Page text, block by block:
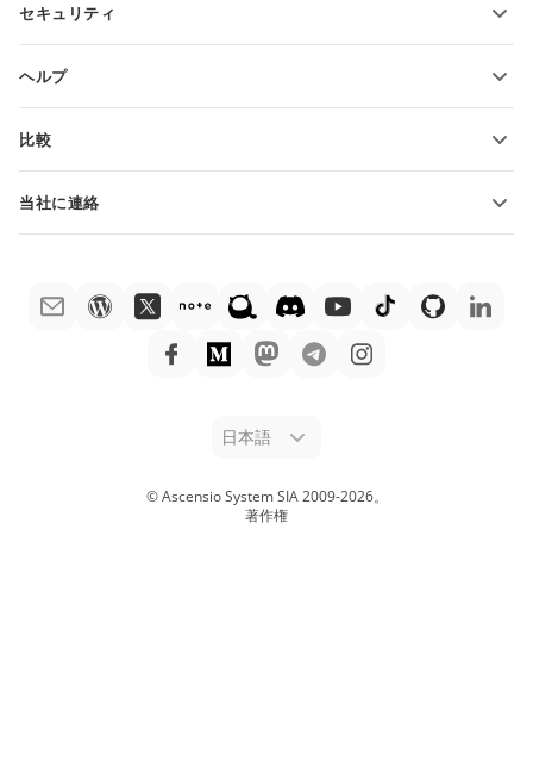
翻訳者向け
セキュリティ
ヘルプ
ヘルプ・センター
デモ注文
比較
ONLYOFFICE Docs vs Google Docs
ONLYOFFICE Docs vs WPS
ONLYOFFICE Docs vs Adobe Acrobat
当社に連絡
プレスリリースに関する質問press@onlyoffice.com
折返し電話をリクエスト
日本語
© Ascensio System SIA 2009-2026。
著作権